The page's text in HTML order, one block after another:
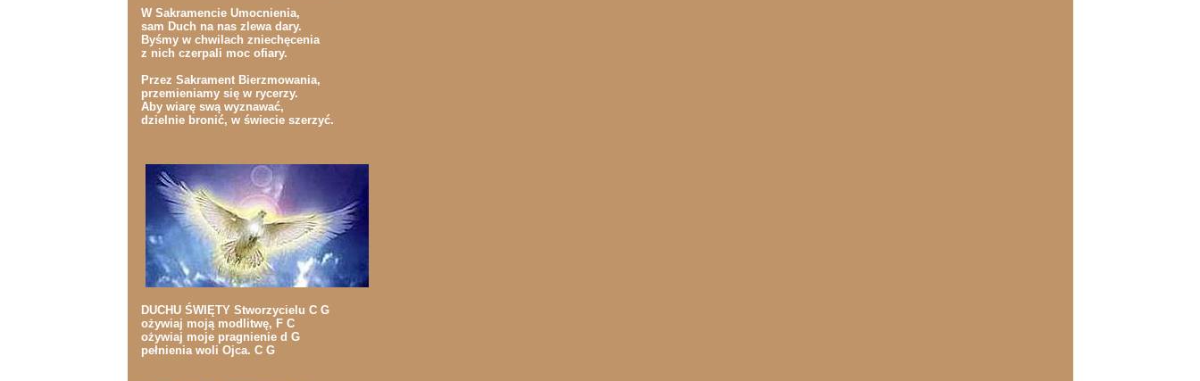
W Sakramencie Umocnienia,
sam Duch na nas zlewa dary.
Byśmy w chwilach zniechęcenia
z nich czerpali moc ofiary.
Przez Sakrament Bierzmowania,
przemieniamy się w rycerzy.
Aby wiarę swą wyznawać,
dzielnie bronić, w świecie szerzyć.
DUCHU ŚWIĘTY Stworzycielu C G
ożywiaj moją modlitwę, F C
ożywiaj moje pragnienie d G
pełnienia woli Ojca. C G